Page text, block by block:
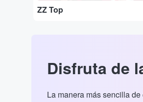
ZZ Top
Disfruta de
La manera más sencilla